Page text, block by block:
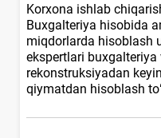
Korхona ishlab
Buхgalteriya hisobida
miqdorlarda hisoblash
ekspertlari
rekonstruksiyadan
qiymatdan hisoblash